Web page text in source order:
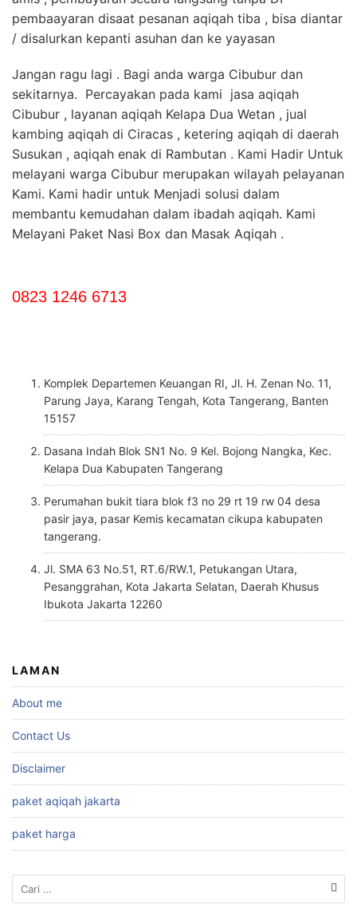
pembaayaran disaat pesanan aqiqah tiba , bisa diantar
/ disalurkan kepanti asuhan dan ke yayasan
Jangan ragu lagi . Bagi anda warga Cibubur dan
sekitarnya. Percayakan pada kami jasa aqiqah
Cibubur , layanan aqiqah Kelapa Dua Wetan , jual
kambing aqiqah di Ciracas , ketering aqiqah di daerah
Susukan , aqiqah enak di Rambutan . Kami Hadir Untuk
melayani warga Cibubur merupakan wilayah pelayanan
Kami. Kami hadir untuk Menjadi solusi dalam
membantu kemudahan dalam ibadah aqiqah. Kami
Melayani Paket Nasi Box dan Masak Aqiqah .
0823 1246 6713
Komplek Departemen Keuangan RI, Jl. H. Zenan No. 11,
Parung Jaya, Karang Tengah, Kota Tangerang, Banten
15157
Dasana Indah Blok SN1 No. 9 Kel. Bojong Nangka, Kec.
Kelapa Dua Kabupaten Tangerang
Perumahan bukit tiara blok f3 no 29 rt 19 rw 04 desa
pasir jaya, pasar Kemis kecamatan cikupa kabupaten
tangerang.
Jl. SMA 63 No.51, RT.6/RW.1, Petukangan Utara,
Pesanggrahan, Kota Jakarta Selatan, Daerah Khusus
Ibukota Jakarta 12260
LAMAN
About me
Contact Us
Disclaimer
paket aqiqah jakarta
paket harga
Cari
untuk: